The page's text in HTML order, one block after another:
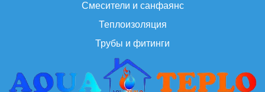
Смесители и санфаянс
Теплоизоляция
Трубы и фитинги